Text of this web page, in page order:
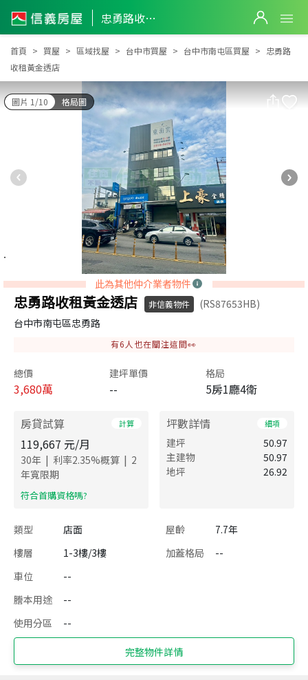
忠勇路收租黃金透店
忠勇路收租黃金透店
首頁 買屋 區域找屋 台中市買屋 台中市南屯區買屋
忠勇路
收租黃金透店
圖片 1/10 格局圖
此為其他仲介業者物件
忠勇路收租黃金透店 非信義物件
(RS87653HB)
台中市南屯區忠勇路
有6 人也在關注這間👀
總價
3,680萬
建坪單價
--
格局
5房1廳4衛
房貸試算 計算
119,667 元/月
30年 | 利率2.35%概算 | 2
年寬限期
​符合首購資格嗎?
坪數詳情 細項
建坪
50.97
主建物
50.97
地坪
26.92
類型 店面 屋齡
7.7年
樓層
1-3樓/3樓 加蓋格局
--
車位
--
謄本用途
--
使用分區
--
完整物件詳情